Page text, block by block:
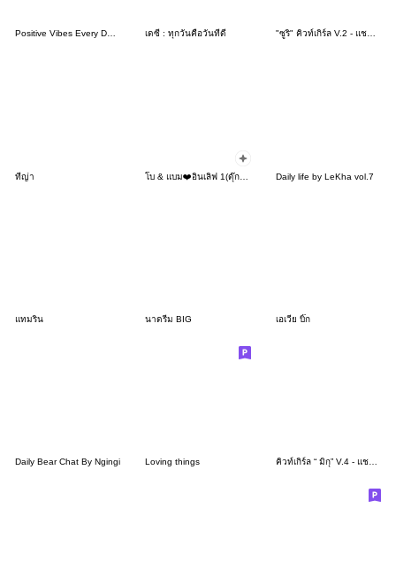
Positive Vibes Every Day by Ngingi เดซี่ : ทุกวันคือวันที่ดี "ซูริ" คิวท์เกิร์ล V.2 - แชทน่ารัก
ทีญ่า Daily life by LeKha vol.7
แทมริน นาดรีม BIG เอเวีย บิ๊ก
Daily Bear Chat By Ngingi Loving things คิวท์เกิร์ล “ มิกุ” V.4 - แชทน่ารัก